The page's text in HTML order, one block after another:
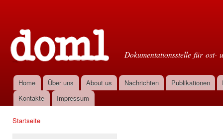
Dokumentationsstelle für ost-
Hauptmenü
Home Über uns About us Nachrichten Publikationen
Kontakte
Impressum
Startseite